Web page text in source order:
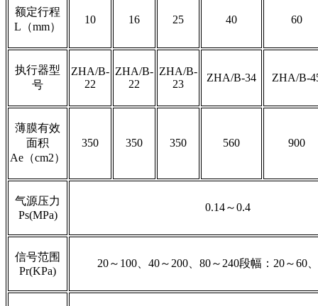
额定行程
L（mm）
10 16 25 40 60
执行器型
号
ZHA/B-
22
ZHA/B-
22
ZHA/B-
23
ZHA/B-34 ZHA/B-
薄膜有效
面积
Ae（cm2）
350 350 350 560 900
气源压力
Ps(MPa)
0.14～0.4
信号范围
Pr(KPa)
20～100、40～200、80～240段幅：20～60